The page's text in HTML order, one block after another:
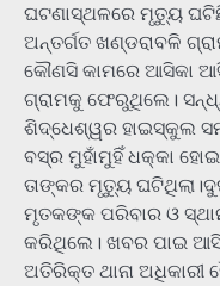
ଘଟଣାସ୍ଥଳରେ ମୃତ୍ୟୁ
ଅନ୍ତର୍ଗତ ଖଣ୍ଡରାବଳି
କୌଣସି କାମରେ ଆସିକା
ଗ୍ରାମକୁ ଫେରୁଥିଲେ।
ଶିଦ୍ଧେଶ୍ୱର ହାଇସ୍କୁଲ
ବସ୍‌ର ମୁହାଁମୁହିଁ ଧକ୍କା
ତାଙ୍କର ମୃତ୍ୟୁ
ମୃତକଙ୍କ ପରିବାର ଓ
କରିଥିଲେ। ଖବର ପାଇ
ଅତିରିକ୍ତ ଥାନା ଅଧିକାରୀ